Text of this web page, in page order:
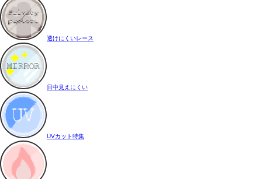
透けにくいレース
日中見えにくい
UVカット特集